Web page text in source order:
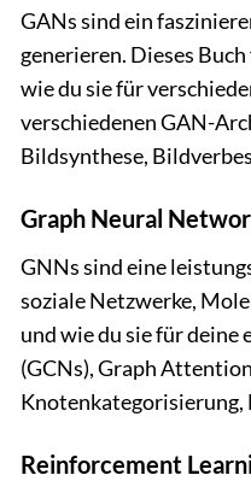
GANs sind ein
generieren. Dieses
wie du sie für
verschiedenen GAN-
Bildsynthese,
Graph Neural
GNNs sind eine
soziale Netzwerke,
und wie du sie für
(GCNs), Graph
Knotenkategorisierung,
Reinforcement